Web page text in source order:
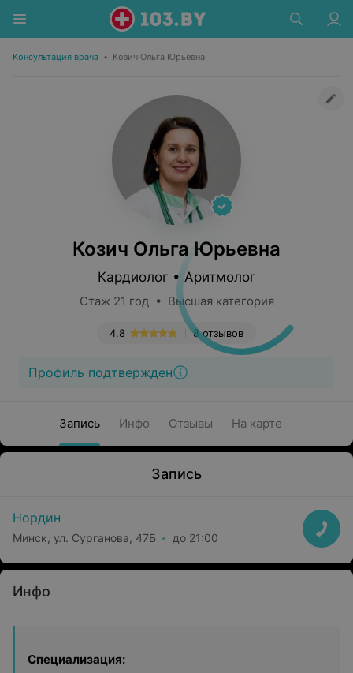
Консультация врача • Козич Ольга Юрьевна
Козич Ольга Юрьевна
Кардиолог • Аритмолог
Стаж 21 год • Высшая категория
8 отзывов
4.8
Профиль подтвержден
Запись Инфо Отзывы На карте
Запись
Нордин
Минск, ул. Сурганова, 47Б до 21:00
Инфо
Специализация: